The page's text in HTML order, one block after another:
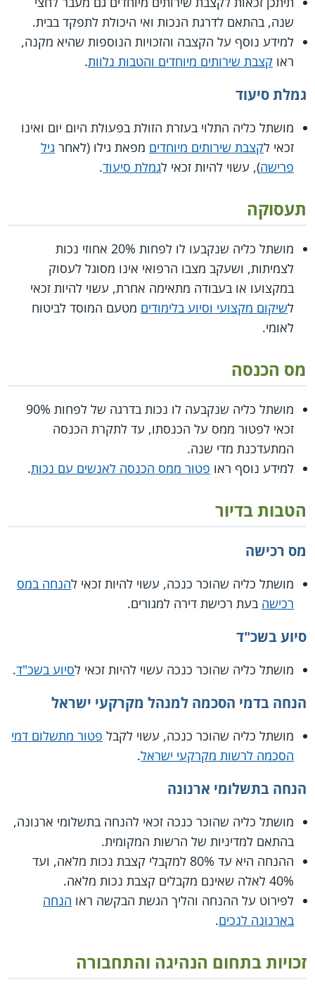
שנה, בהתאם לדרגת הנכות ואי היכולת לתפקד בבית.
למידע נוסף על הקצבה והזכויות הנוספות שהיא מקנה,
ראו קצבת שירותים מיוחדים והטבות נלוות.
גמלת סיעוד
מושתל כליה התלוי בעזרת הזולת בפעולת היום יום ואינו
זכאי לקצבת שירותים מיוחדים מפאת גילו (לאחר גיל
פרישה), עשוי להיות זכאי לגמלת סיעוד.
תעסוקה
מושתל כליה שנקבעו לו לפחות 20% אחוזי נכות
לצמיתות, ושעקב מצבו הרפואי אינו מסוגל לעסוק
במקצועו או בעבודה מתאימה אחרת, עשוי להיות זכאי
לשיקום מקצועי וסיוע בלימודים מטעם המוסד לביטוח
לאומי.
מס הכנסה
מושתל כליה שנקבעה לו נכות בדרגה של לפחות 90%
זכאי לפטור ממס על הכנסתו, עד לתקרת הכנסה
המתעדכנת מדי שנה.
למידע נוסף ראו פטור ממס הכנסה לאנשים עם נכות.
הטבות בדיור
מס רכישה
מושתל כליה שהוכר כנכה, עשוי להיות זכאי להנחה במס
רכישה בעת רכישת דירה למגורים.
סיוע בשכ"ד
מושתל כליה שהוכר כנכה עשוי להיות זכאי לסיוע בשכ"ד.
הנחה בדמי הסכמה למנהל מקרקעי ישראל
מושתל כליה שהוכר כנכה, עשוי לקבל פטור מתשלום דמי
הסכמה לרשות מקרקעי ישראל.
הנחה בתשלומי ארנונה
מושתל כליה שהוכר כנכה זכאי להנחה בתשלומי ארנונה,
בהתאם למדיניות של הרשות המקומית.
ההנחה היא עד 80% למקבלי קצבת נכות מלאה, ועד
40% לאלה שאינם מקבלים קצבת נכות מלאה.
לפירוט על ההנחה והליך הגשת הבקשה ראו הנחה
בארנונה לנכים.
זכויות בתחום הנהיגה והתחבורה